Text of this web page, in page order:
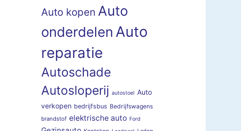
Auto kopen Auto
onderdelen Auto
reparatie
Autoschade
Autosloperij autostoel Auto
verkopen bedrijfsbus Bedrijfswagens
brandstof elektrische auto Ford